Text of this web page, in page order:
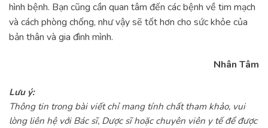
hình bệnh. Bạn cũng cần quan tâm đến các bệnh về tim mạch
và cách phòng chống, như vậy sẽ tốt hơn cho sức khỏe của
bản thân và gia đình mình.
Nhân Tâm
Lưu ý:
Thông tin trong bài viết chỉ mang tính chất tham khảo, vui
lòng liên hệ với Bác sĩ, Dược sĩ hoặc chuyên viên y tế để được